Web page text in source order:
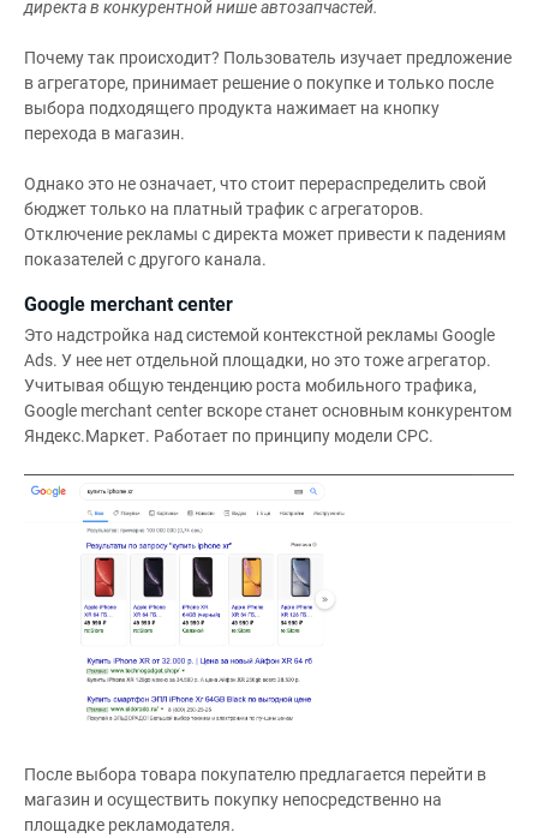
директа в конкурентной нише автозапчастей.
Почему так происходит? Пользователь изучает предложение
в агрегаторе, принимает решение о покупке и только после
выбора подходящего продукта нажимает на кнопку
перехода в магазин.
Однако это не означает, что стоит перераспределить свой
бюджет только на платный трафик с агрегаторов.
Отключение рекламы с директа может привести к падениям
показателей с другого канала.
Google merchant center
Это надстройка над системой контекстной рекламы Google
Ads. У нее нет отдельной площадки, но это тоже агрегатор.
Учитывая общую тенденцию роста мобильного трафика,
Google merchant center вскоре станет основным конкурентом
Яндекс.Маркет. Работает по принципу модели CPC.
После выбора товара покупателю предлагается перейти в
магазин и осуществить покупку непосредственно на
площадке рекламодателя.